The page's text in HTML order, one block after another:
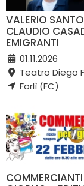
VALERIO
CLAUDIO
EMIGRANTI
01.11.2026
Teatro Diego
Forlì (FC)
COMMERCIANTI